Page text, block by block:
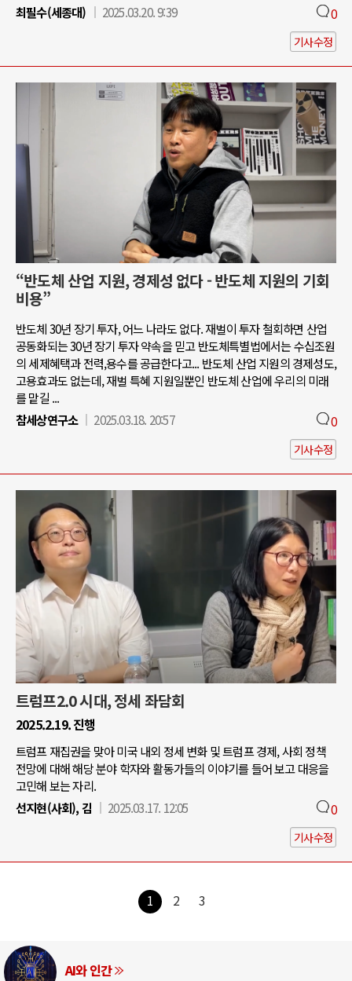
최필수(세종대)
2025.03.20. 9:39 0
기사수정
“반도체 산업 지원, 경제성 없다 - 반도체 지원의 기회
비용”
반도체 30년 장기 투자, 어느 나라도 없다. 재벌이 투자 철회하면 산업
공동화되는 30년 장기 투자 약속을 믿고 반도체특별법에서는 수십조원
의 세제혜택과 전력,용수를 공급한다고... 반도체 산업 지원의 경제성도,
고용효과도 없는데, 재벌 특혜 지원일뿐인 반도체 산업에 우리의 미래
를 맡길 ...
참세상연구소
2025.03.18. 20:57 0
기사수정
트럼프2.0 시대, 정세 좌담회
2025.2.19. 진행
트럼프 재집권을 맞아 미국 내외 정세 변화 및 트럼프 경제, 사회 정책
전망에 대해 해당 분야 학자와 활동가들의 이야기를 들어 보고 대응을
고민해 보는 자리.
선지현(사회), 김
2025.03.17. 12:05 0
기사수정
1 2 3
AI와 인간